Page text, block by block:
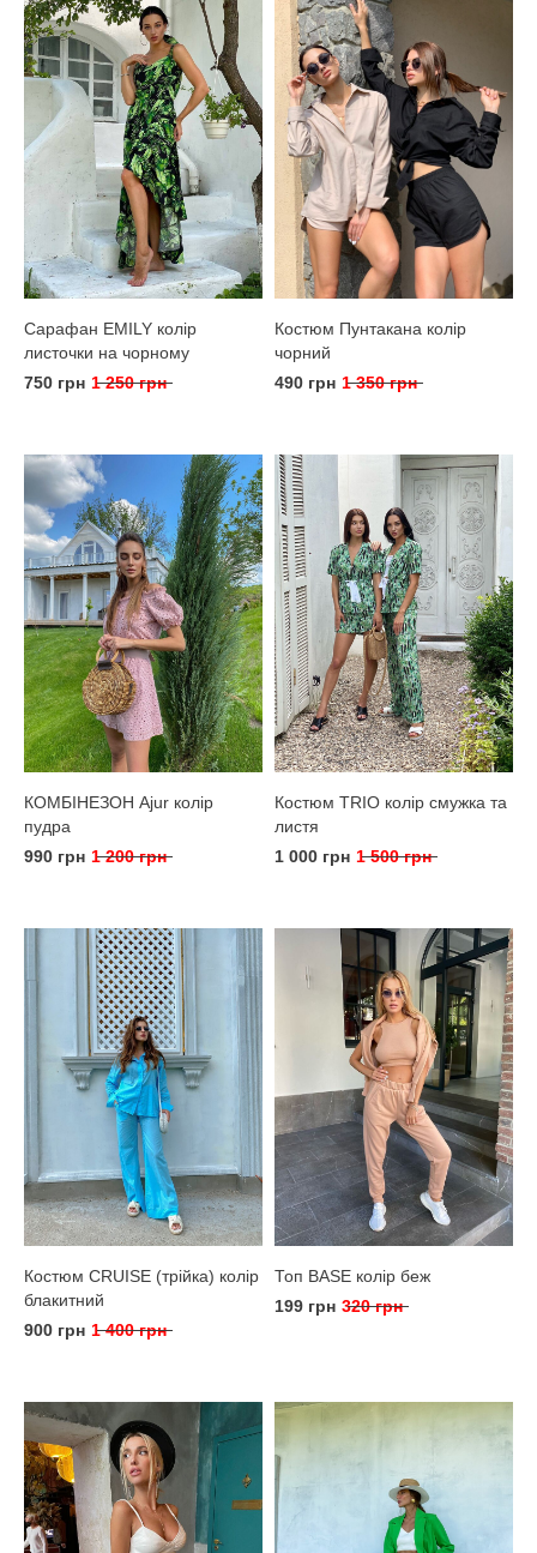
Сарафан EMILY колір
листочки на чорному
750 грн 1 250 грн
Костюм Пунтакана колір
чорний
490 грн 1 350 грн
КОМБІНЕЗОН Ajur колір
пудра
990 грн 1 200 грн
Костюм TRIO колір смужка та
листя
1 000 грн 1 500 грн
Костюм CRUISE (трійка) колір
блакитний
900 грн 1 400 грн
Топ BASE колір беж
199 грн 320 грн